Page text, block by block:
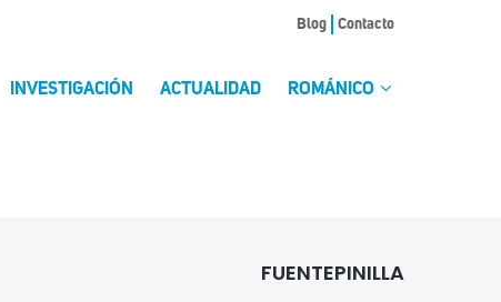
Blog Contacto
INVESTIGACIÓN ACTUALIDAD ROMÁNICO
FUENTEPINILLA